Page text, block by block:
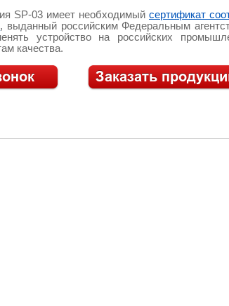
SP-03 имеет необходимый сертификат
, выданный российским Федеральным
устройство на российских
качества.